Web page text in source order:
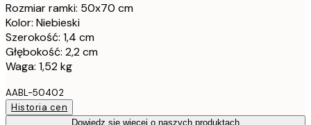
Rozmiar ramki: 50x70 cm
Kolor: Niebieski
Szerokość: 1,4 cm
Głębokość: 2,2 cm
Waga: 1,52 kg
AABL-50402
Historia cen
Dowiedz się więcej o naszych produktach